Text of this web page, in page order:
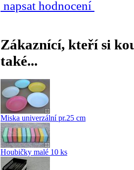
napsat hodnocení
Zákaznící, kteří si
také...
Miska univerzální pr.25 cm
Houbičky malé 10 ks